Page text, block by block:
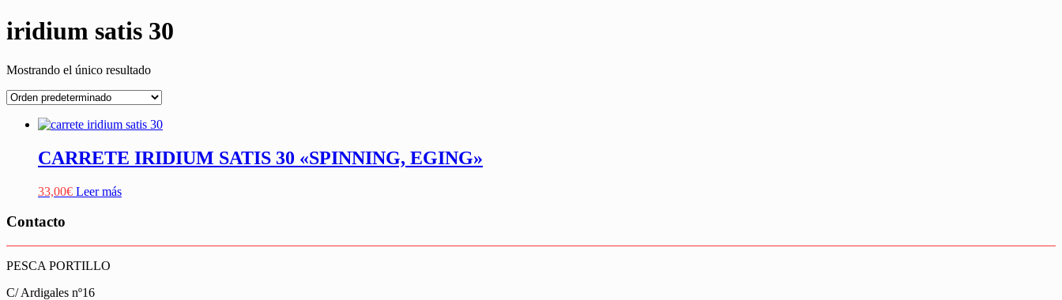
iridium satis 30
Mostrando el único resultado
CARRETE IRIDIUM SATIS 30 «SPINNING, EGING»
33,00€ Leer más
Contacto
PESCA PORTILLO
C/ Ardigales nº16